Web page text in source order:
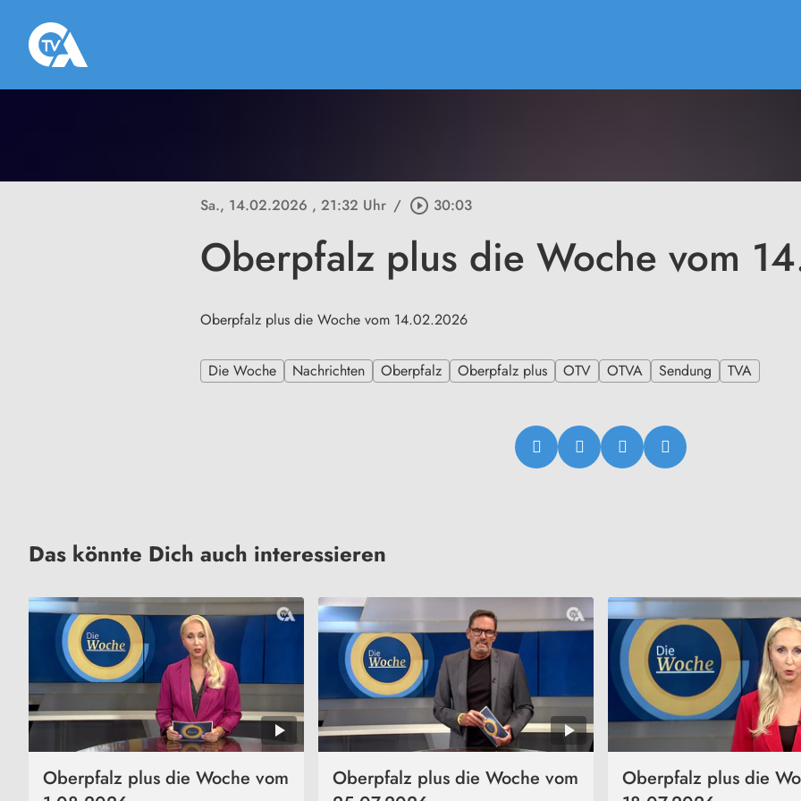
Sa., 14.02.2026 , 21:32 Uhr / play_circle_outline 30:03
Oberpfalz plus die Woche vom
Oberpfalz plus die Woche vom 14.02.2026
Die Woche Nachrichten Oberpfalz Oberpfalz plus OTV OTVA Sendung TVA
Das könnte Dich auch interessieren
Oberpfalz plus die Woche vom
Oberpfalz plus die Woche vom
Oberpfalz plus die